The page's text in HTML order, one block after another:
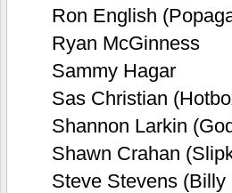
Ron English
Ryan McGinness
Sammy Hagar
Sas Christian
Shannon Larkin
Shawn Crahan
Steve Stevens (Billy